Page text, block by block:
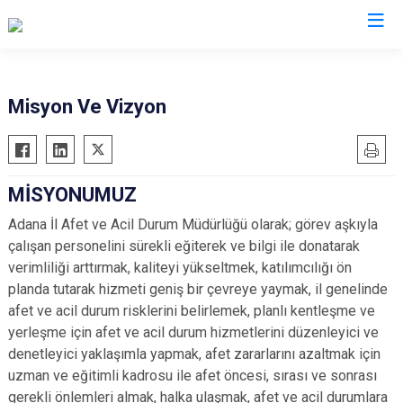
Misyon Ve Vizyon
MİSYONUMUZ
Adana İl Afet ve Acil Durum Müdürlüğü olarak; görev aşkıyla
çalışan personelini sürekli eğiterek ve bilgi ile donatarak
verimliliği arttırmak, kaliteyi yükseltmek, katılımcılığı ön
planda tutarak hizmeti geniş bir çevreye yaymak, il genelinde
afet ve acil durum risklerini belirlemek, planlı kentleşme ve
yerleşme için afet ve acil durum hizmetlerini düzenleyici ve
denetleyici yaklaşımla yapmak, afet zararlarını azaltmak için
uzman ve eğitimli kadrosu ile afet öncesi, sırası ve sonrası
gerekli önlemleri almak, halka ulaşmak, afet ve acil durumlara